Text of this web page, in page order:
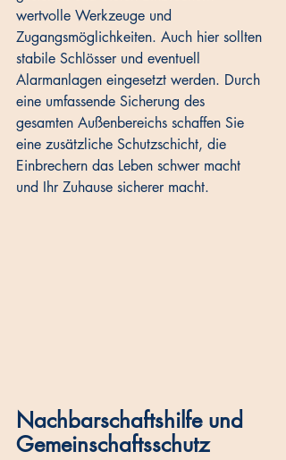
wertvolle Werkzeuge und
Zugangsmöglichkeiten. Auch hier sollten
stabile Schlösser und eventuell
Alarmanlagen eingesetzt werden. Durch
eine umfassende Sicherung des
gesamten Außenbereichs schaffen Sie
eine zusätzliche Schutzschicht, die
Einbrechern das Leben schwer macht
und Ihr Zuhause sicherer macht.
Nachbarschaftshilfe und
Gemeinschaftsschutz